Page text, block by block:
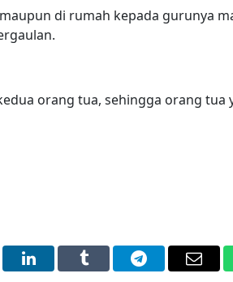
di rumah kepada gurunya
orang tua, sehingga orang tua
LinkedInTumblrTelegram